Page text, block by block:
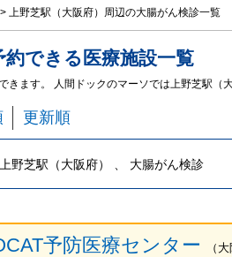
上野芝駅（大阪府）周辺の大腸がん検診一覧
約できる 医療施設一覧
ます。 人間ドックのマーソでは上野芝駅（
更新順
上野芝駅（大阪府） 、 大腸がん検診
予防医療センター （ 大